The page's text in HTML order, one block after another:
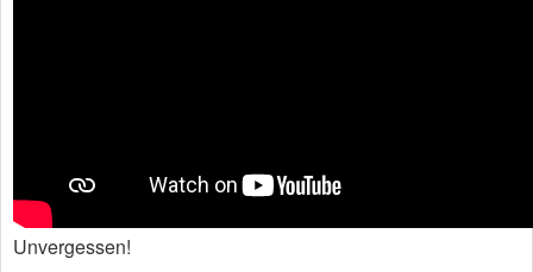
Unvergessen!